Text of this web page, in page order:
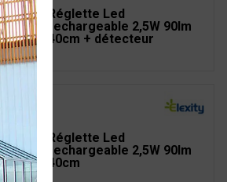
Réglette Led
rechargeable 2,5W 90lm
40cm + détecteur
Réglette Led
rechargeable 2,5W 90lm
40cm